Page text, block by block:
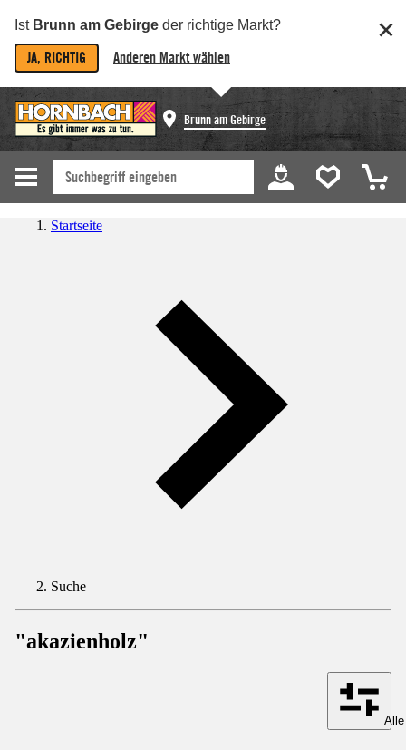
Ist Brunn am Gebirge der richtige Markt?
JA, RICHTIG Anderen Markt wählen
Brunn am Gebirge
Startseite
Suche
"akazienholz"